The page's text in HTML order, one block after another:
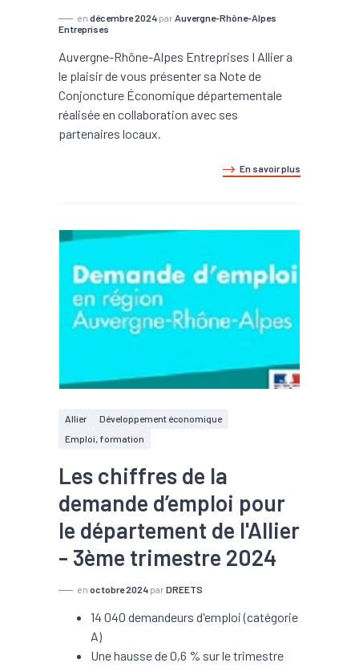
en décembre 2024 par Auvergne-Rhône-Alpes
Entreprises
Auvergne-Rhône-Alpes Entreprises I Allier a
le plaisir de vous présenter sa Note de
Conjoncture Économique départementale
réalisée en collaboration avec ses
partenaires locaux.
En savoir plus
Allier
Développement économique
Emploi, formation
Les chiffres de la
demande d’emploi pour
le département de l'Allier
- 3ème trimestre 2024
en octobre 2024 par DREETS
14 040 demandeurs d'emploi (catégorie
A)
Une hausse de 0,6 % sur le trimestre